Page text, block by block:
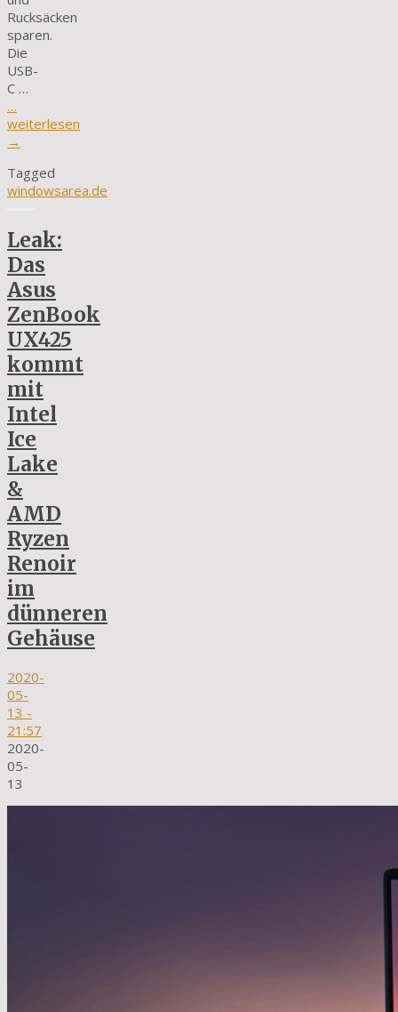
Rucksäcken
sparen.
Die
USB-
C …
…
weiterlesen
→
Tagged
windowsarea.de
Leak:
Das
Asus
ZenBook
UX425
kommt
mit
Intel
Ice
Lake
&
AMD
Ryzen
Renoir
im
dünneren
Gehäuse
2020-
05-
13 -
21:57
2020-
05-
13